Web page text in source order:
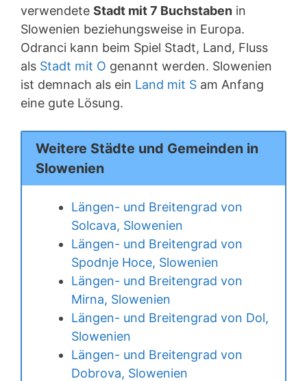
verwendete Stadt mit 7 Buchstaben in
Slowenien beziehungsweise in Europa.
Odranci kann beim Spiel Stadt, Land, Fluss
als Stadt mit O genannt werden. Slowenien
ist demnach als ein Land mit S am Anfang
eine gute Lösung.
Weitere Städte und Gemeinden in
Slowenien
Längen- und Breitengrad von
Solcava, Slowenien
Längen- und Breitengrad von
Spodnje Hoce, Slowenien
Längen- und Breitengrad von
Mirna, Slowenien
Längen- und Breitengrad von Dol,
Slowenien
Längen- und Breitengrad von
Dobrova, Slowenien